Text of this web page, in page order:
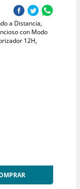
a Distancia,
con Modo
12H,